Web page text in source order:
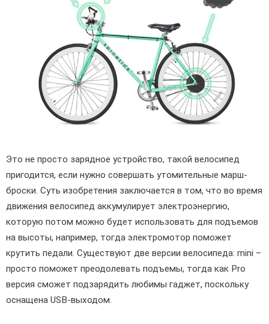
Это не просто зарядное устройство, такой велосипед
пригодится, если нужно совершать утомительные марш-
броски. Суть изобретения заключается в том, что во время
движения велосипед аккумулирует электроэнергию,
которую потом можно будет использовать для подъемов
на высоты, например, тогда электромотор поможет
крутить педали. Существуют две версии велосипеда: mini –
просто поможет преодолевать подъемы, тогда как Pro
версия сможет подзарядить любимы гаджет, поскольку
оснащена USB-выходом.